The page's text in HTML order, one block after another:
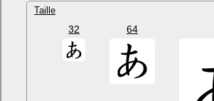
Taille
32 64